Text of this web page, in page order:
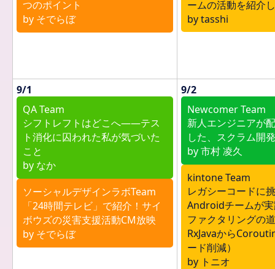
つのポイント
by そでらぼ
ームの活動を紹介
by tasshi
9/1
QA Team
シフトレフトはどこへ――テス
ト消化に囚われた私が気づいた
こと
by なか
ソーシャルデザインラボTeam
「24時間テレビ」で紹介！サイ
ボウズの災害支援活動CM放映
by そでらぼ
9/2
Newcomer Team
新人エンジニアが
した、スクラム開
by 市村 凌久
kintone Team
レガシーコードに
Androidチームが
ファクタリングの
RxJavaから
ード削減）
by トニオ